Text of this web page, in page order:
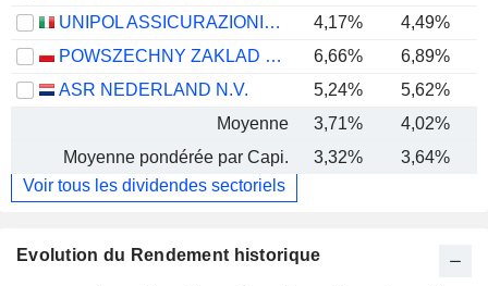
UNIPOL ASSICURAZIONI S.P.A.
4,17% 4,49%
POWSZECHNY ZAKLAD UBEZPIECZE? SPÓLKA AKCYJNA
6,66% 6,89%
ASR NEDERLAND N.V.
5,24%
5,62%
Moyenne
3,71% 4,02%
Moyenne pondérée par Capi.
3,32%
3,64%
Voir tous les dividendes sectoriels
Evolution du Rendement historique